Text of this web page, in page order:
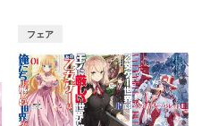
フェア